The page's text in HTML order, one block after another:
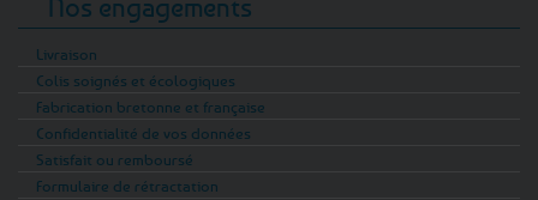
Nos engagements
Livraison
Colis soignés et écologiques
Fabrication bretonne et française
Confidentialité de vos données
Satisfait ou remboursé
Formulaire de rétractation